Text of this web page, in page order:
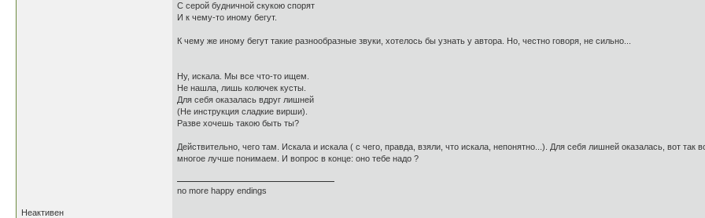
С серой будничной скукою спорят
И к чему-то иному бегут.
К чему же иному бегут такие разнообразные звуки, хотелось бы узнать у автора. Но, честно говоря, не сильно...
Ну, искала. Мы все что-то ищем.
Не нашла, лишь колючек кусты.
Для себя оказалась вдруг лишней
(Не инструкция сладкие вирши).
Разве хочешь такою быть ты?
Действительно, чего там. Искала и искала ( с чего, правда, взяли, что искала, непонятно...). Для себя лишней оказалась, вот
многое лучше понимаем. И вопрос в конце: оно тебе надо ?
no more happy endings
Неактивен